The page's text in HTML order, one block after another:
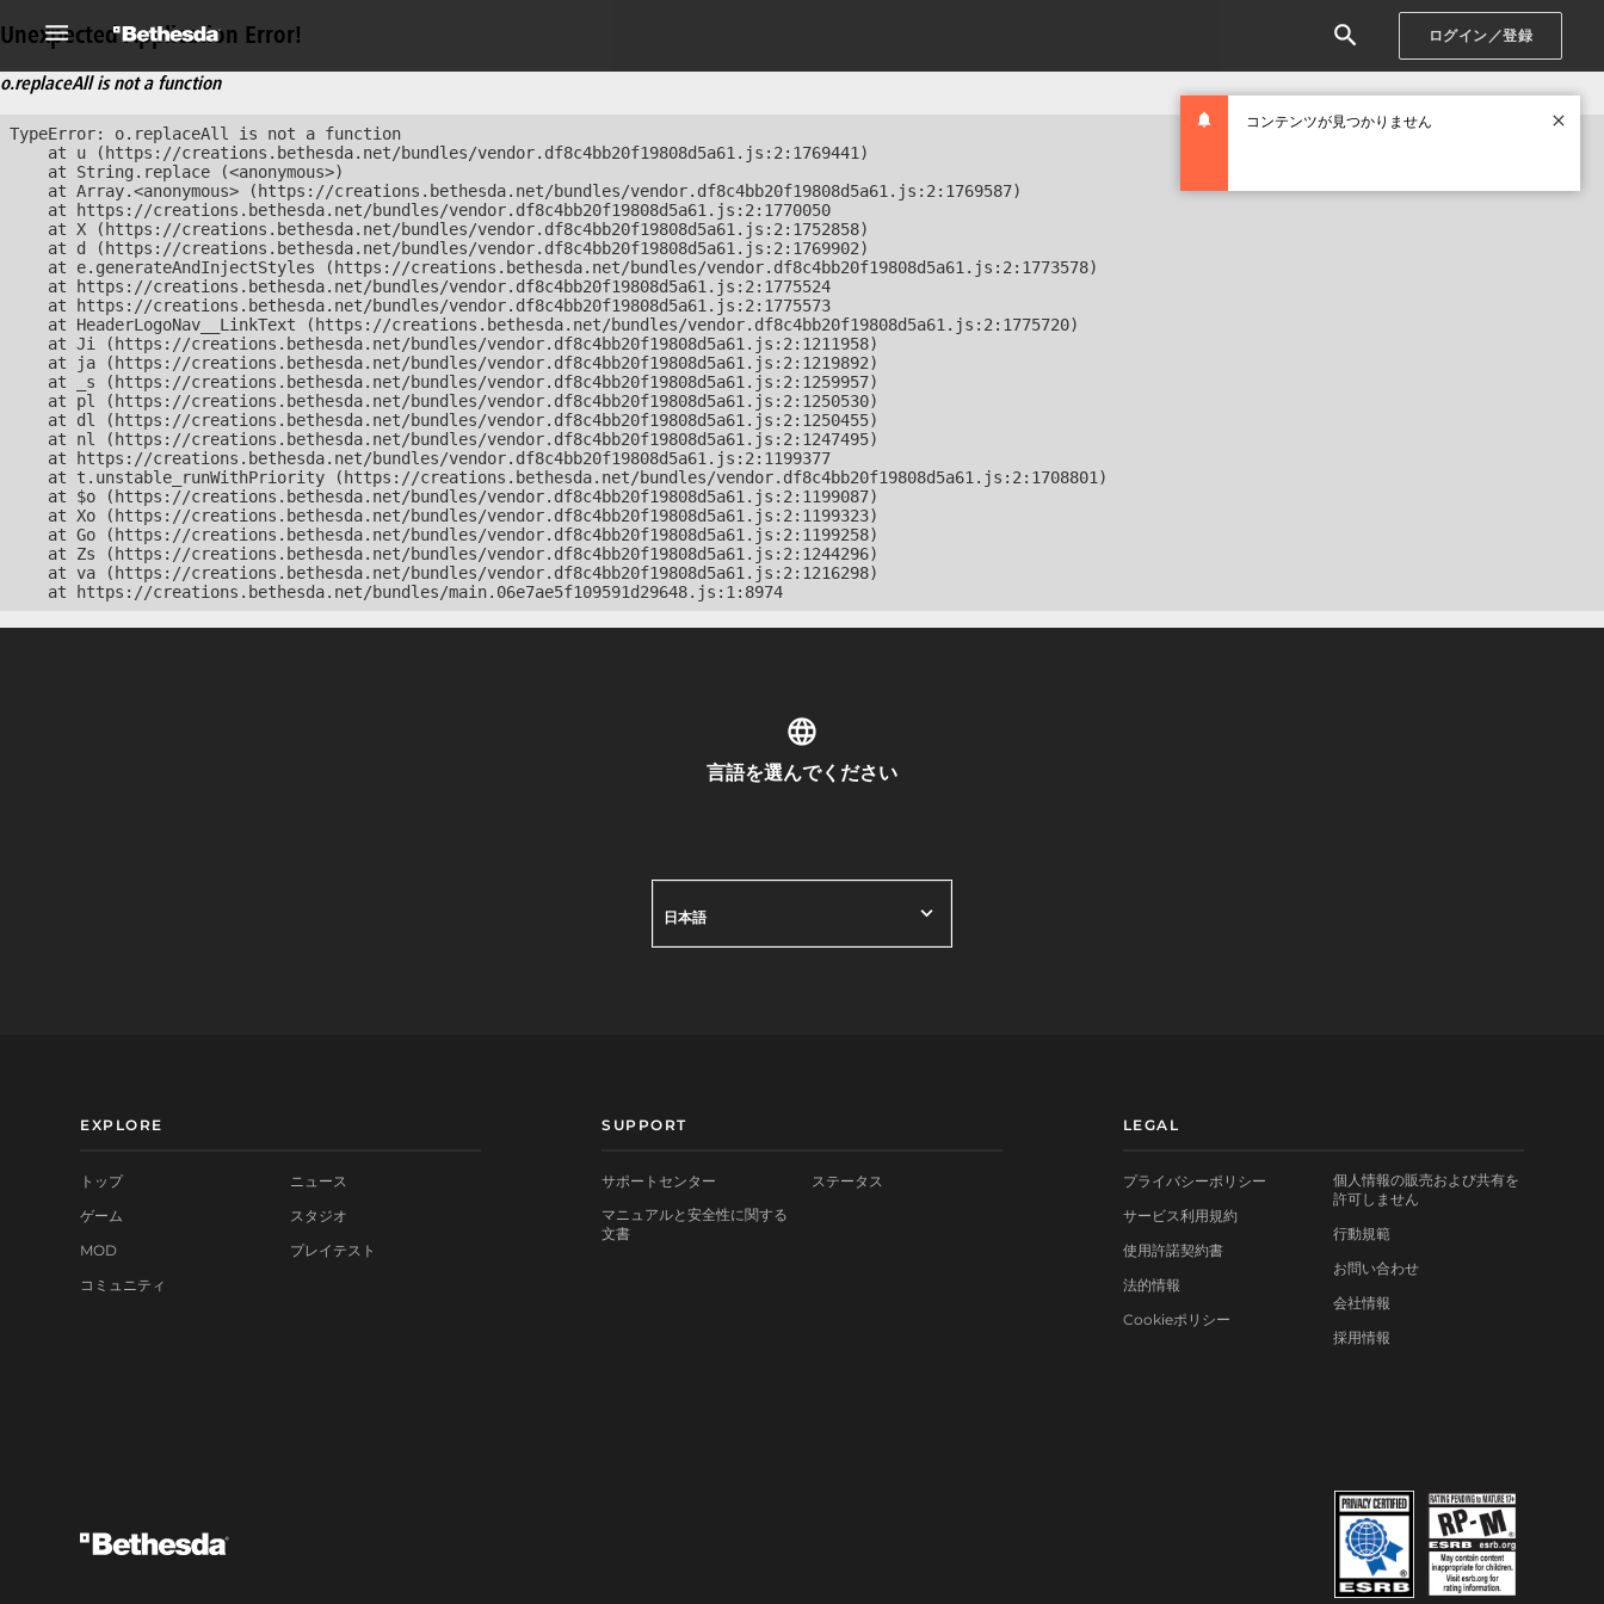
ログイン／登録
コンテンツが見つかりません
Unexpected Application Error!
o.replaceAll is not a function
TypeError: o.replaceAll is not a function
    at u (https://creations.bethesda.net/bundles/vendor.df8c4bb20f19808d5a61.js:2:1769441)
    at String.replace (<anonymous>)
    at Array.<anonymous> (https://creations.bethesda.net/bundles/vendor.df8c4bb20f19808d5a61.js:2:1769587)
    at https://creations.bethesda.net/bundles/vendor.df8c4bb20f19808d5a61.js:2:1770050
    at X (https://creations.bethesda.net/bundles/vendor.df8c4bb20f19808d5a61.js:2:1752858)
    at d (https://creations.bethesda.net/bundles/vendor.df8c4bb20f19808d5a61.js:2:1769902)
    at e.generateAndInjectStyles (https://creations.bethesda.net/bundles/vendor.df8c4bb20f19808d5a61.js:2:1773578)
    at https://creations.bethesda.net/bundles/vendor.df8c4bb20f19808d5a61.js:2:1775524
    at https://creations.bethesda.net/bundles/vendor.df8c4bb20f19808d5a61.js:2:1775573
    at HeaderLogoNav__LinkText (https://creations.bethesda.net/bundles/vendor.df8c4bb20f19808d5a61.js:2:1775720)
    at Ji (https://creations.bethesda.net/bundles/vendor.df8c4bb20f19808d5a61.js:2:1211958)
    at ja (https://creations.bethesda.net/bundles/vendor.df8c4bb20f19808d5a61.js:2:1219892)
    at _s (https://creations.bethesda.net/bundles/vendor.df8c4bb20f19808d5a61.js:2:1259957)
    at pl (https://creations.bethesda.net/bundles/vendor.df8c4bb20f19808d5a61.js:2:1250530)
    at dl (https://creations.bethesda.net/bundles/vendor.df8c4bb20f19808d5a61.js:2:1250455)
    at nl (https://creations.bethesda.net/bundles/vendor.df8c4bb20f19808d5a61.js:2:1247495)
    at https://creations.bethesda.net/bundles/vendor.df8c4bb20f19808d5a61.js:2:1199377
    at t.unstable_runWithPriority (https://creations.bethesda.net/bundles/vendor.df8c4bb20f19808d5a61.js:2:1708801)
    at $o (https://creations.bethesda.net/bundles/vendor.df8c4bb20f19808d5a61.js:2:1199087)
    at Xo (https://creations.bethesda.net/bundles/vendor.df8c4bb20f19808d5a61.js:2:1199323)
    at Go (https://creations.bethesda.net/bundles/vendor.df8c4bb20f19808d5a61.js:2:1199258)
    at Zs (https://creations.bethesda.net/bundles/vendor.df8c4bb20f19808d5a61.js:2:1244296)
    at va (https://creations.bethesda.net/bundles/vendor.df8c4bb20f19808d5a61.js:2:1216298)
    at https://creations.bethesda.net/bundles/main.06e7ae5f109591d29648.js:1:8974
言語を選んでください
日本語
EXPLORE
トップ
ゲーム
MOD
コミュニティ
ニュース
スタジオ
プレイテスト
SUPPORT
サポートセンター
マニュアルと安全性に関する
文書
ステータス
LEGAL
プライバシーポリシー
サービス利用規約
使用許諾契約書
法的情報
Cookieポリシー
個人情報の販売および共有を
許可しません
行動規範
お問い合わせ
会社情報
採用情報